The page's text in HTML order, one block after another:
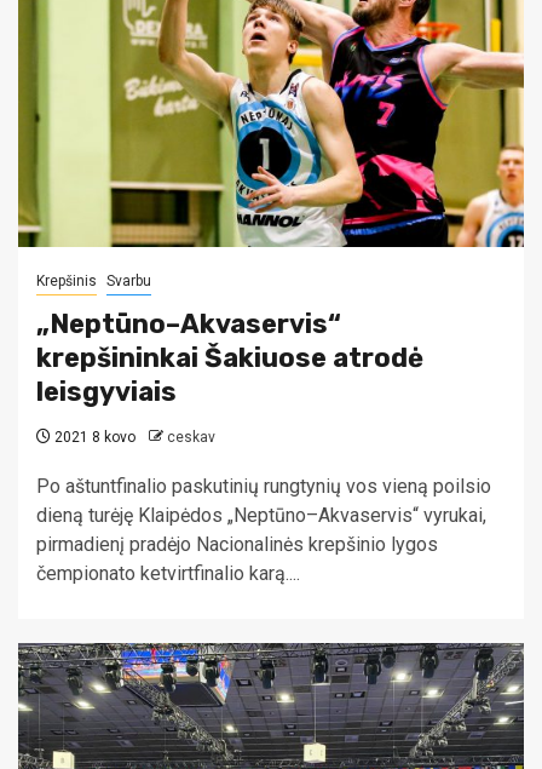
Krepšinis Svarbu
„Neptūno–Akvaservis“
krepšininkai Šakiuose atrodė
leisgyviais
2021 8 kovo ceskav
Po aštuntfinalio paskutinių rungtynių vos vieną poilsio
dieną turėję Klaipėdos „Neptūno–Akvaservis“ vyrukai,
pirmadienį pradėjo Nacionalinės krepšinio lygos
čempionato ketvirtfinalio karą....